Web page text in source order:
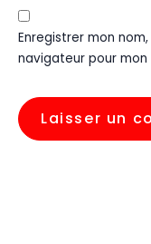
Enregistrer mon
navigateur pour